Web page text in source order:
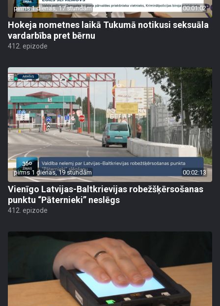
pirms 1 dienas, 17 stundām 00:01:02
Hokeja nometnes laikā Tukumā notikusi seksuāla
vardarbība pret bērnu
412. epizode
pirms 1 dienas, 19 stundām 00:02:13
Vienīgo Latvijas-Baltkrievijas robežšķērsošanas
punktu “Pāternieki” neslēgs
412. epizode